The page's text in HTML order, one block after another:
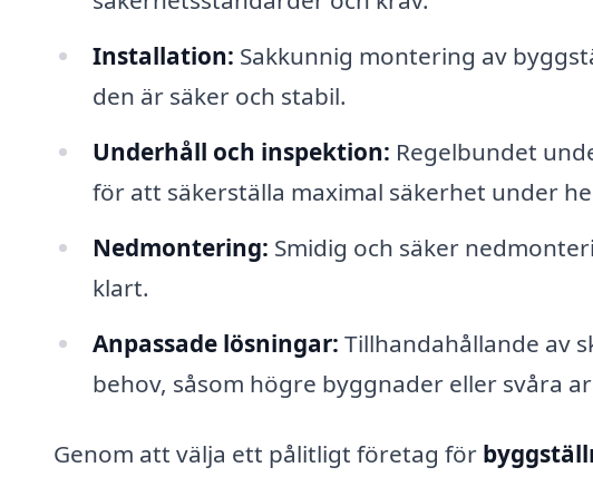
Installation: Sakkunnig montering av
den är säker och stabil.
Underhåll och inspektion: Regelbundet
för att säkerställa maximal säkerhet under
Nedmontering: Smidig och säker
klart.
Anpassade lösningar: Tillhandahållande av
behov, såsom högre byggnader eller svåra
Genom att välja ett pålitligt företag för